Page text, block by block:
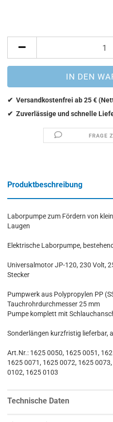
FRAGE
Produktbeschreibung
Laborpumpe zum Fördern von
Laugen
Elektrische Laborpumpe,
Universalmotor JP-120, 230 Volt,
Stecker
Pumpwerk aus Polypropylen PP
Tauchrohrdurchmesser 25 mm
Pumpe komplett mit
Sonderlängen kurzfristig lieferbar,
Art.Nr.: 1625 0050, 1625 0051,
1625 0071, 1625 0072, 1625
0102, 1625 0103
Technische Daten